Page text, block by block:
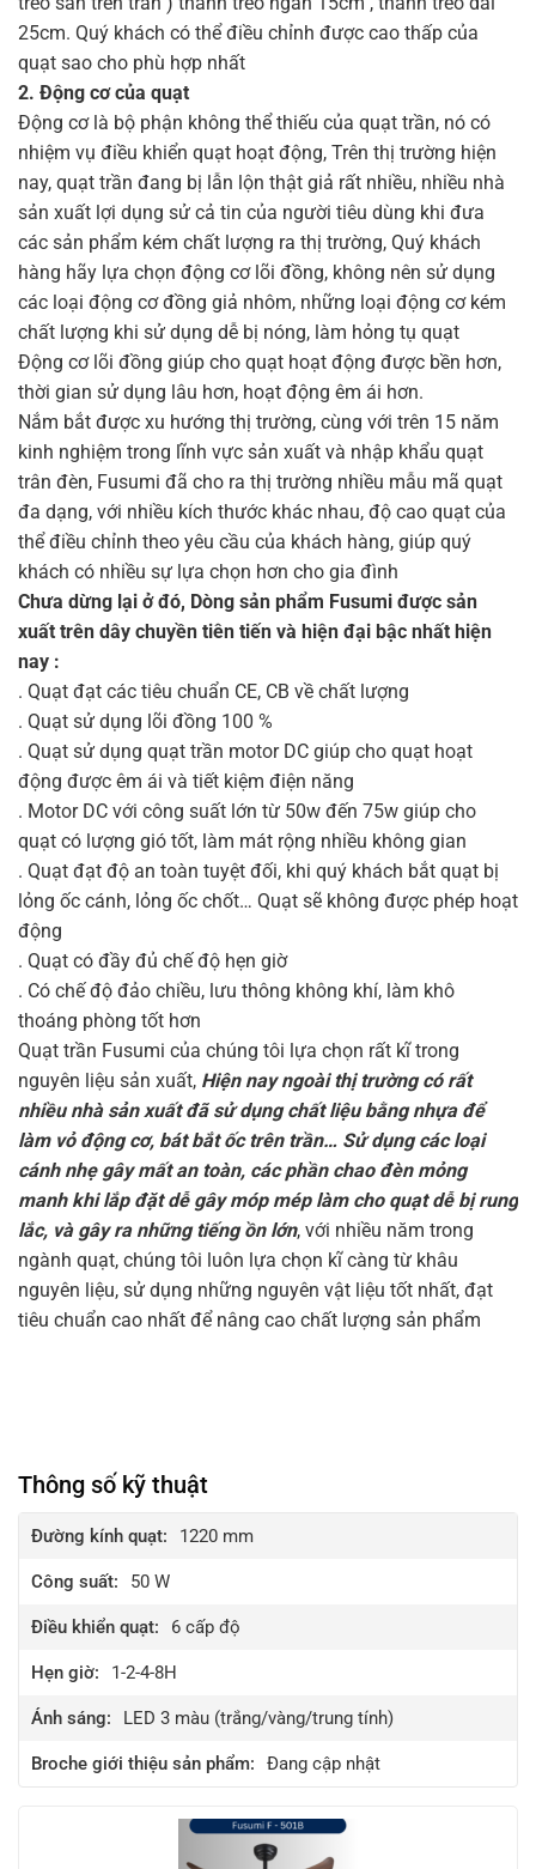
25cm. Quý khách có thể điều chỉnh được cao thấp của
quạt sao cho phù hợp nhất
2. Động cơ của quạt
Động cơ là bộ phận không thể thiếu của quạt trần, nó có
nhiệm vụ điều khiển quạt hoạt động, Trên thị trường hiện
nay, quạt trần đang bị lẫn lộn thật giả rất nhiều, nhiều nhà
sản xuất lợi dụng sử cả tin của người tiêu dùng khi đưa
các sản phẩm kém chất lượng ra thị trường, Quý khách
hàng hãy lựa chọn động cơ lõi đồng, không nên sử dụng
các loại động cơ đồng giả nhôm, những loại động cơ kém
chất lượng khi sử dụng dễ bị nóng, làm hỏng tụ quạt
Động cơ lõi đồng giúp cho quạt hoạt động được bền hơn,
thời gian sử dụng lâu hơn, hoạt động êm ái hơn.
Nắm bắt được xu hướng thị trường, cùng với trên 15 năm
kinh nghiệm trong lĩnh vực sản xuất và nhập khẩu quạt
trân đèn, Fusumi đã cho ra thị trường nhiều mẫu mã quạt
đa dạng, với nhiều kích thước khác nhau, độ cao quạt của
thể điều chỉnh theo yêu cầu của khách hàng, giúp quý
khách có nhiều sự lựa chọn hơn cho gia đình
Chưa dừng lại ở đó, Dòng sản phẩm Fusumi được sản
xuất trên dây chuyền tiên tiến và hiện đại bậc nhất hiện
nay :
. Quạt đạt các tiêu chuẩn CE, CB về chất lượng
. Quạt sử dụng lõi đồng 100 %
. Quạt sử dụng quạt trần motor DC giúp cho quạt hoạt
động được êm ái và tiết kiệm điện năng
. Motor DC với công suất lớn từ 50w đến 75w giúp cho
quạt có lượng gió tốt, làm mát rộng nhiều không gian
. Quạt đạt độ an toàn tuyệt đối, khi quý khách bắt quạt bị
lỏng ốc cánh, lỏng ốc chốt… Quạt sẽ không được phép hoạt
động
. Quạt có đầy đủ chế độ hẹn giờ
. Có chế độ đảo chiều, lưu thông không khí, làm khô
thoáng phòng tốt hơn
Quạt trần Fusumi của chúng tôi lựa chọn rất kĩ trong
nguyên liệu sản xuất, Hiện nay ngoài thị trường có rất
nhiều nhà sản xuất đã sử dụng chất liệu bằng nhựa để
làm vỏ động cơ, bát bắt ốc trên trần… Sử dụng các loại
cánh nhẹ gây mất an toàn, các phần chao đèn mỏng
manh khi lắp đặt dễ gây móp mép làm cho quạt dễ bị rung
lắc, và gây ra những tiếng ồn lớn, với nhiều năm trong
ngành quạt, chúng tôi luôn lựa chọn kĩ càng từ khâu
nguyên liệu, sử dụng những nguyên vật liệu tốt nhất, đạt
tiêu chuẩn cao nhất để nâng cao chất lượng sản phẩm
Thông số kỹ thuật
Đường kính quạt: 1220 mm
Công suất: 50 W
Điều khiển quạt: 6 cấp độ
Hẹn giờ: 1-2-4-8H
Ánh sáng: LED 3 màu (trắng/vàng/trung tính)
Broche giới thiệu sản phẩm: Đang cập nhật